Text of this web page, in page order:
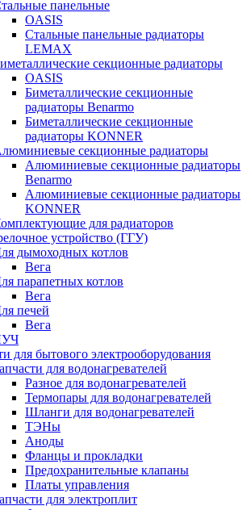
панельные
OASIS
Стальные панельные радиаторы
LEMAX
секционные радиаторы
OASIS
Биметаллические секционные
радиаторы Benarmo
Биметаллические секционные
радиаторы KONNER
секционные радиаторы
Алюминиевые секционные радиаторы
Benarmo
Алюминиевые секционные радиаторы
KONNER
для радиаторов
устройство (ГГУ)
дымоходных котлов
Вега
парапетных котлов
Вега
печей
Вега
для бытового электрооборудования
для водонагревателей
Разное для водонагревателей
Термопары для водонагревателей
Шланги для водонагревателей
ТЭНы
Аноды
Фланцы и прокладки
Предохранительные клапаны
Платы управления
для электроплит